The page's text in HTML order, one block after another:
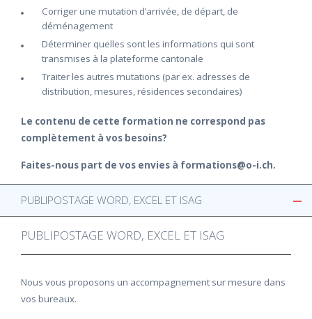
Corriger une mutation d’arrivée, de départ, de
déménagement
Déterminer quelles sont les informations qui sont
transmises à la plateforme cantonale
Traiter les autres mutations (par ex. adresses de
distribution, mesures, résidences secondaires)
Le contenu de cette formation ne correspond pas
complètement à vos besoins?
Faites-nous part de vos envies à formations@o-i.ch.
PUBLIPOSTAGE WORD, EXCEL ET ISAG
PUBLIPOSTAGE WORD, EXCEL ET ISAG
Nous vous proposons un accompagnement sur mesure dans
vos bureaux.